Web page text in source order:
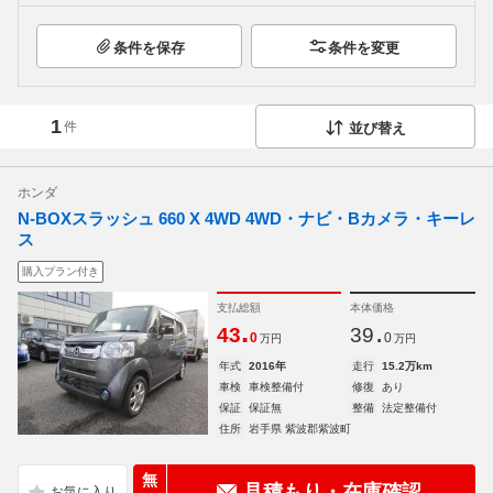
条件を保存 条件を変更
1件 並び替え
ホンダ
N-BOXスラッシュ 660 X 4WD 4WD・ナビ・Bカメラ・キーレ
ス
購入プラン付き
支払総額
43.0 万円
本体価格
39. 0 万円
年式 2016年 走行
15.2万km
車検
車検整備付 修復
あり
保証
保証無 整備
法定整備付
住所
岩手県 紫波郡紫波町
無